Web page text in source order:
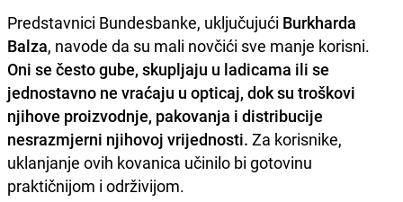
Predstavnici Bundesbanke, uključujući Burkharda
Balza, navode da su mali novčići sve manje korisni.
Oni se često gube, skupljaju u ladicama ili se
jednostavno ne vraćaju u opticaj, dok su troškovi
njihove proizvodnje, pakovanja i distribucije
nesrazmjerni njihovoj vrijednosti. Za korisnike,
uklanjanje ovih kovanica učinilo bi gotovinu
praktičnijom i održivijom.